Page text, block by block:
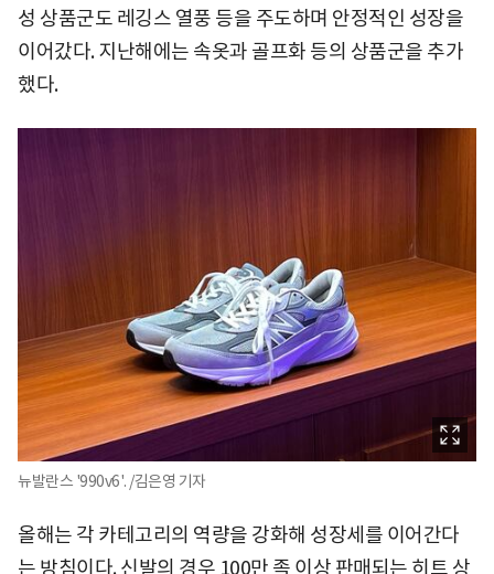
성 상품군도 레깅스 열풍 등을 주도하며 안정적인 성장을
이어갔다. 지난해에는 속옷과 골프화 등의 상품군을 추가
했다.
뉴발란스 '990v6'. /김은영 기자
올해는 각 카테고리의 역량을 강화해 성장세를 이어간다
는 방침이다. 신발의 경우 100만 족 이상 판매되는 히트 상